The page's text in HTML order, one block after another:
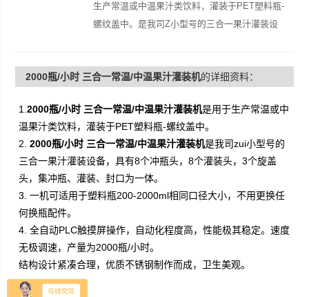
生产常温或中温果汁类饮料，灌装于PET塑料瓶-
螺纹盖中。是我司Z小型号的三合一果汁灌装设
不用更换任何换瓶配件。
2000瓶/小时 三合一常温/中温果汁灌装机的详细资料：
1.2000瓶/小时 三合一常温/中温果汁灌装机是用于生产常温或中
温果汁类饮料，灌装于PET塑料瓶-螺纹盖中。
2.2000瓶/小时 三合一常温/中温果汁灌装机是我司zui小型号的
三合一果汁灌装设备，具有8个冲瓶头，8个灌装头，3个旋盖
头，集冲瓶、灌装、封口为一体。
3. 一机可适用于塑料瓶200-2000ml相同口径大小，不用更换任
何换瓶配件。
4. 全自动PLC触摸屏操作，自动化程度高，性能极其稳定。速度
无极调速，产量为2000瓶/小时。
结构设计紧凑合理，优质不锈钢制作而成，卫生美观。